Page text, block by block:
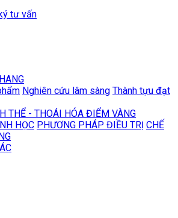
tư vấn
Nghiên cứu lâm sàng Thành tựu đạt
THỂ - THOÁI HÓA ĐIỂM VÀNG
HỌC PHƯƠNG PHÁP ĐIỀU TRỊ CHẾ